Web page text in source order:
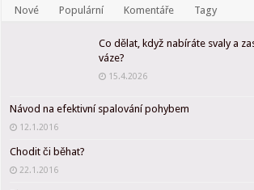
Nové Populární Komentáře Tagy
Co dělat, když nabíráte svaly a
váze?
15.4.2026
Návod na efektivní spalování pohybem
12.1.2016
Chodit či běhat?
22.1.2016